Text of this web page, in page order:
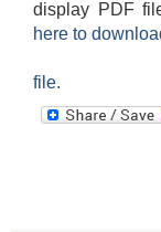
display PDF
here to
file.